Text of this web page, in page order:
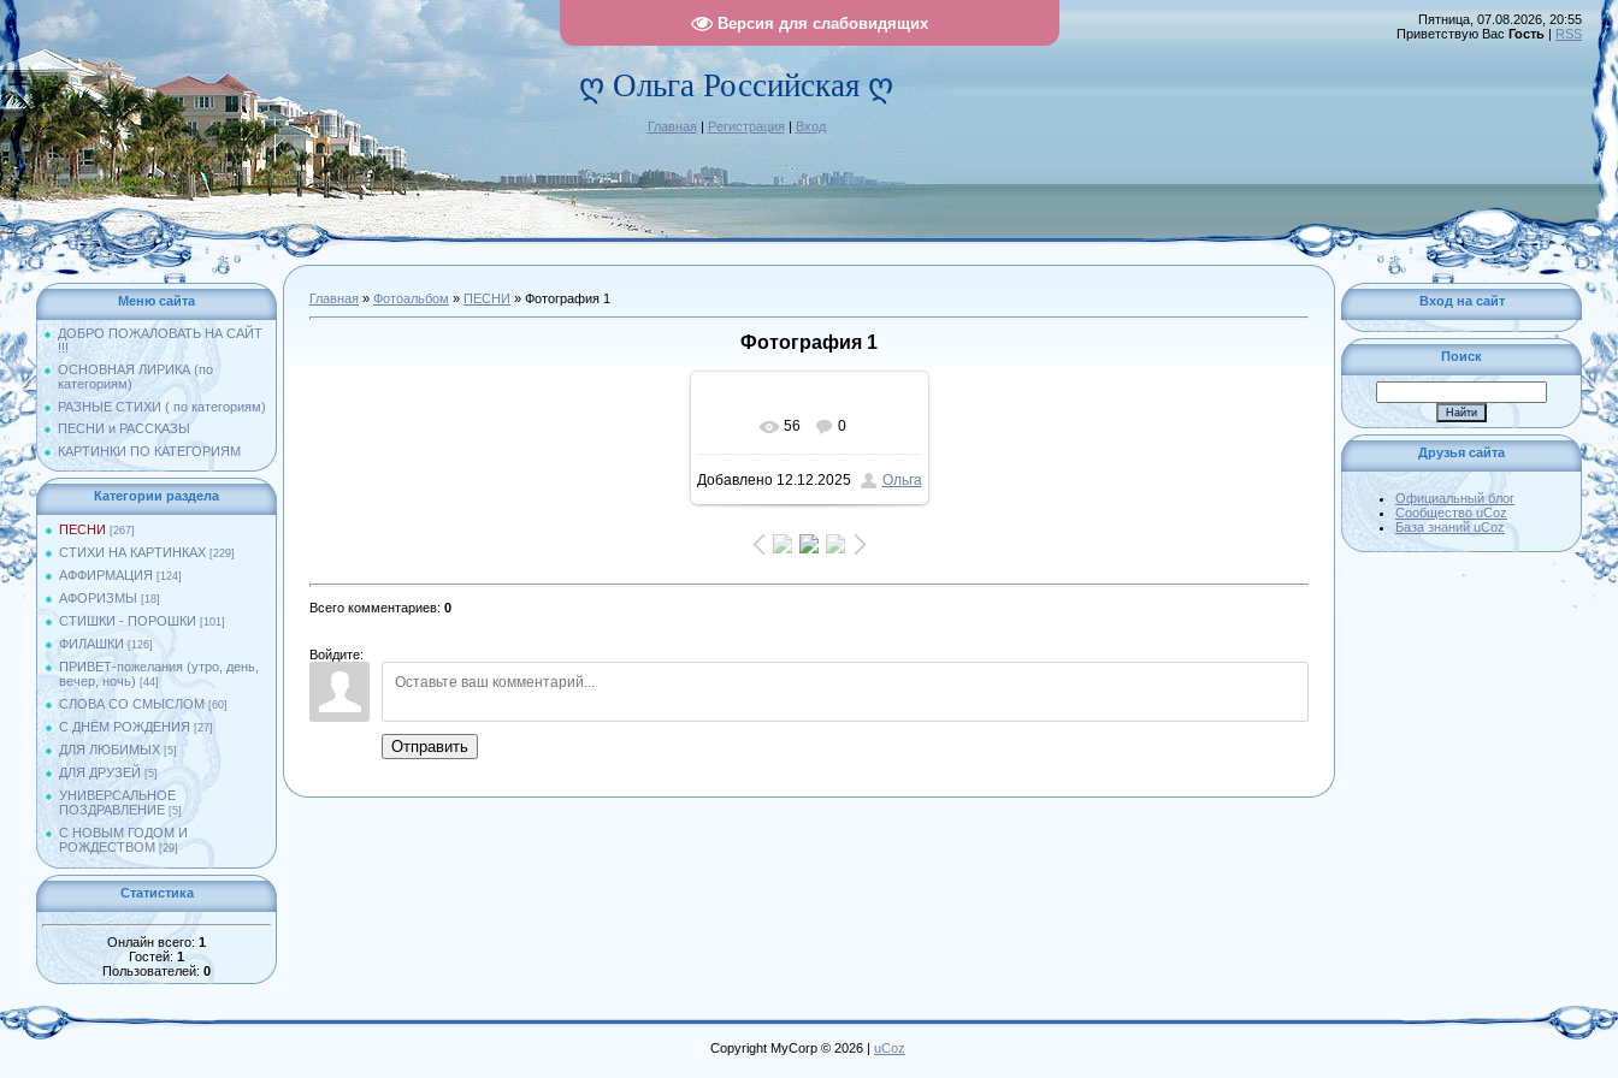
Версия для слабовидящих
ღ Ольга Российская ღ
Главная | Регистрация | Вход
Пятница, 07.08.2026, 20:55
Приветствую Вас Гость | RSS
Меню сайта
ДОБРО ПОЖАЛОВАТЬ НА САЙТ
!!!
ОСНОВНАЯ ЛИРИКА (по
категориям)
РАЗНЫЕ СТИХИ ( по категориям)
ПЕСНИ и РАССКАЗЫ
КАРТИНКИ ПО КАТЕГОРИЯМ
Категории раздела
ПЕСНИ [267]
СТИХИ НА КАРТИНКАХ [229]
АФФИРМАЦИЯ [124]
АФОРИЗМЫ [18]
СТИШКИ - ПОРОШКИ [101]
ФИЛАШКИ [126]
ПРИВЕТ-пожелания (утро, день,
вечер, ночь) [44]
СЛОВА СО СМЫСЛОМ [60]
С ДНЁМ РОЖДЕНИЯ [27]
ДЛЯ ЛЮБИМЫХ [5]
ДЛЯ ДРУЗЕЙ [5]
УНИВЕРСАЛЬНОЕ
ПОЗДРАВЛЕНИЕ [5]
С НОВЫМ ГОДОМ И
РОЖДЕСТВОМ [29]
Статистика
Онлайн всего: 1
Гостей: 1
Пользователей: 0
Главная » Фотоальбом » ПЕСНИ » Фотография 1
Фотография 1
В реальном размере
1128x1451/ 1265.2Kb
56 0
Добавлено12.12.2025 Ольга
Всего комментариев: 0
Войдите:
Отправить
Вход на сайт
Поиск
Друзья сайта
Официальный блог
Сообщество uCoz
База знаний uCoz
Copyright MyCorp © 2026 | uCoz